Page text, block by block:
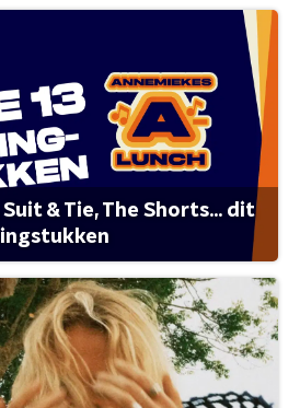
& Tie, The Shorts... dit